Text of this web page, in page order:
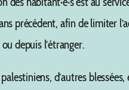
précédent, afin de limiter
depuis l’étranger.
d’autres